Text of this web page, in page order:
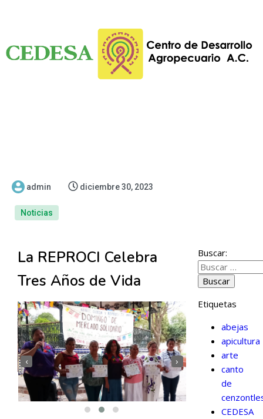
admin diciembre 30, 2023
Noticias
La REPROCI Celebra
Tres Años de Vida
‹ ›
Buscar:
Etiquetas
abejas
apicultura
arte
canto
de
CEDESA